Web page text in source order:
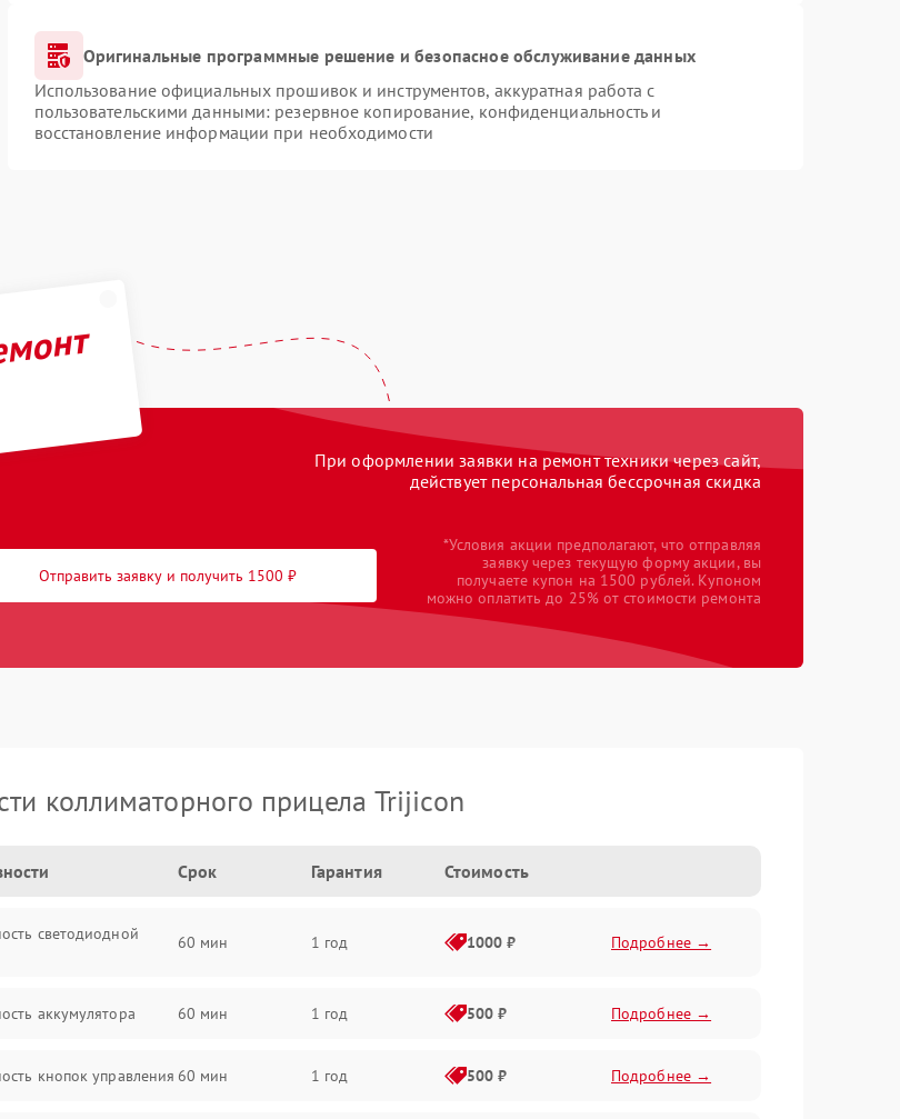
Оригинальные программные решение и безопасное обслуживание данных
Использование официальных прошивок и инструментов, аккуратная работа с
пользовательскими данными: резервное копирование, конфиденциальность и
восстановление информации при необходимости
При оформлении заявки на ремонт техники через сайт,
действует персональная бессрочная скидка
Отправить заявку и получить 1500 ₽
*Условия акции предполагают, что отправляя
заявку через текущую форму акции, вы
получаете купон на 1500 рублей. Купоном
можно оплатить до 25% от стоимости ремонта
коллиматорного прицела Trijicon
Срок Гарантия Стоимость
светодиодной
60 мин 1 год 1000 ₽ Подробнее →
аккумулятора 60 мин 1 год 500 ₽ Подробнее →
кнопок управления 60 мин 1 год 500 ₽ Подробнее →